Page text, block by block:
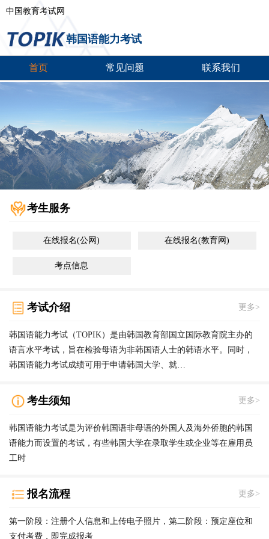
中国教育考试网
韩国语能力考试
首页 常见问题 联系我们
考生服务
在线报名(公网) 在线报名(教育网)
考点信息
考试介绍 更多>
韩国语能力考试（TOPIK）是由韩国教育部国立国际教育院主办的
语言水平考试，旨在检验母语为非韩国语人士的韩语水平。同时，
韩国语能力考试成绩可用于申请韩国大学、就…
考生须知 更多>
韩国语能力考试是为评价韩国语非母语的外国人及海外侨胞的韩国
语能力而设置的考试，有些韩国大学在录取学生或企业等在雇用员
工时
报名流程 更多>
第一阶段：注册个人信息和上传电子照片，第二阶段：预定座位和
支付考费，即完成报考